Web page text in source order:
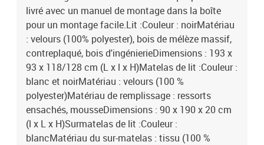
livré avec un manuel de montage dans la boîte
pour un montage facile.Lit :Couleur : noirMatériau
: velours (100% polyester), bois de mélèze massif,
contreplaqué, bois d'ingénierieDimensions : 193 x
93 x 118/128 cm (L x l x H)Matelas de lit :Couleur :
blanc et noirMatériau : velours (100 %
polyester)Matériau de remplissage : ressorts
ensachés, mousseDimensions : 90 x 190 x 20 cm
(l x L x H)Surmatelas de lit :Couleur :
blancMatériau du sur-matelas : tissu (100 %